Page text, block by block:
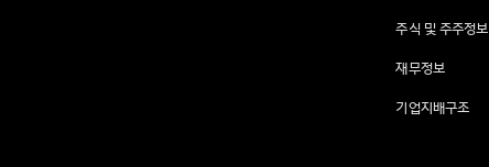
주식 및 주주정보
재무정보
기업지배구조